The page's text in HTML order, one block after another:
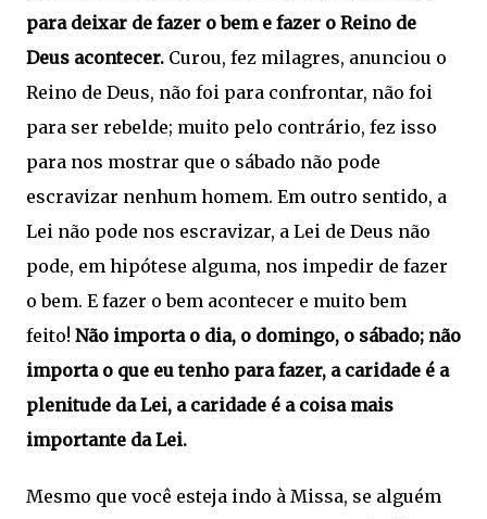
para deixar de fazer o bem e fazer o Reino de
Deus acontecer. Curou, fez milagres, anunciou o
Reino de Deus, não foi para confrontar, não foi
para ser rebelde; muito pelo contrário, fez isso
para nos mostrar que o sábado não pode
escravizar nenhum homem. Em outro sentido, a
Lei não pode nos escravizar, a Lei de Deus não
pode, em hipótese alguma, nos impedir de fazer
o bem. E fazer o bem acontecer e muito bem
feito! Não importa o dia, o domingo, o sábado; não
importa o que eu tenho para fazer, a caridade é a
plenitude da Lei, a caridade é a coisa mais
importante da Lei.
Mesmo que você esteja indo à Missa, se alguém